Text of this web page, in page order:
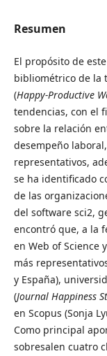
Resumen
El propósito de
bibliométrico de la
(Happy-Productive
tendencias, con el
sobre la relación
desempeño
representativos,
se ha identificado
de las
del software sci2,
encontró que, a la
en Web of Science
más
y España),
(Journal Happiness
en Scopus (Sonja
Como principal
sobresalen cuatro